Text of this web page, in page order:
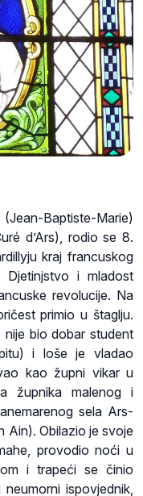
Baptiste-Marie)
d’Ars), rodio se 8.
kraj francuskog
Djetinjstvo i mladost
revolucije. Na
primio u štaglju.
nije bio dobar student
i loše je vladao
kao župni vikar u
župnika malenog i
sela Ars-
Ain). Obilazio je svoje
provodio noći u
i trapeći se činio
ispovjednik,